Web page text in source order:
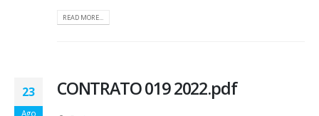
READ MORE...
23
Ago
CONTRATO 019 2022.pdf